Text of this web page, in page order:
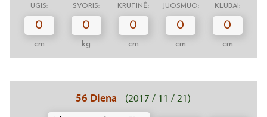
ŪGIS: SVORIS: KRŪTINĖ: JUOSMUO: KLUBAI:
0
cm
0
kg
0
cm
0
cm
0
cm
56 Diena (2017 / 11 / 21)